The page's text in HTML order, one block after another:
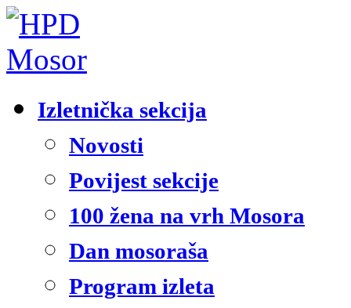
Izletnička sekcija
Novosti
Povijest sekcije
100 žena na vrh Mosora
Dan mosoraša
Program izleta